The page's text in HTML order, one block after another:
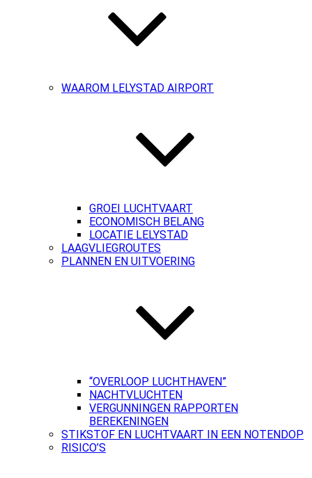
WAAROM LELYSTAD AIRPORT
GROEI LUCHTVAART
ECONOMISCH BELANG
LOCATIE LELYSTAD
LAAGVLIEGROUTES
PLANNEN EN UITVOERING
“OVERLOOP LUCHTHAVEN”
NACHTVLUCHTEN
VERGUNNINGEN RAPPORTEN
BEREKENINGEN
STIKSTOF EN LUCHTVAART IN EEN NOTENDOP
RISICO’S